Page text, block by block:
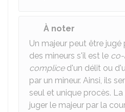
À noter
Un majeur peut être jugé
des mineurs s'il est le
compliced'un délit ou
par un mineur. Ainsi, ils
seul et unique procès.
juger le majeur par la